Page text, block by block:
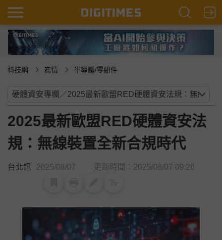
科技網 商情 半導體/零組件
2025最新歐盟RED硬體資安法
規：無線裝置全新合規時代
台北訊 2025/08/07 更新時間：2025/08/07 09:26